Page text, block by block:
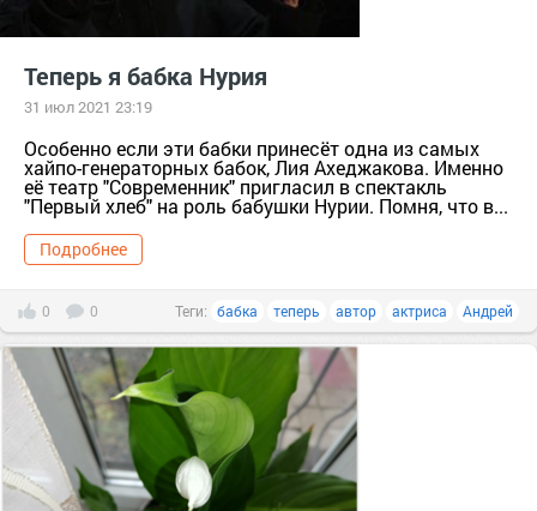
Теперь я бабка Нурия
31 июл 2021 23:19
Особенно если эти бабки принесёт одна из самых
хайпо-генераторных бабок, Лия Ахеджакова. Именно
её театр "Современник" пригласил в спектакль
"Первый хлеб" на роль бабушки Нурии. Помня, что в...
Подробнее
0 0 Теги: бабка теперь автор актриса Андрей